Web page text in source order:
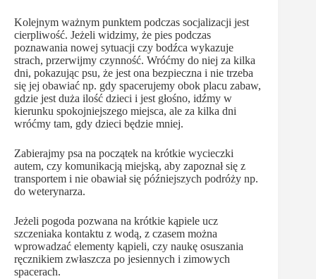
Kolejnym ważnym punktem podczas socjalizacji jest
cierpliwość. Jeżeli widzimy, że pies podczas
poznawania nowej sytuacji czy bodźca wykazuje
strach, przerwijmy czynność. Wróćmy do niej za kilka
dni, pokazując psu, że jest ona bezpieczna i nie trzeba
się jej obawiać np. gdy spacerujemy obok placu zabaw,
gdzie jest duża ilość dzieci i jest głośno, idźmy w
kierunku spokojniejszego miejsca, ale za kilka dni
wróćmy tam, gdy dzieci będzie mniej.
Zabierajmy psa na początek na krótkie wycieczki
autem, czy komunikacją miejską, aby zapoznał się z
transportem i nie obawiał się późniejszych podróży np.
do weterynarza.
Jeżeli pogoda pozwana na krótkie kąpiele ucz
szczeniaka kontaktu z wodą, z czasem można
wprowadzać elementy kąpieli, czy naukę osuszania
ręcznikiem zwłaszcza po jesiennych i zimowych
spacerach.